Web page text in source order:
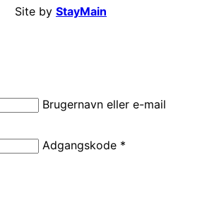
Site by StayMain
Brugernavn eller e-mail
Adgangskode *